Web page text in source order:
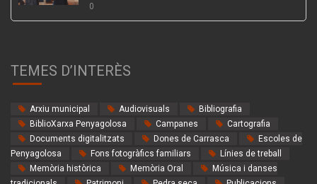
0
TEMES D’INTERÈS
Arxiu municipal Audiovisuals
Bibliografia
BiblioXarxa Penyagolosa
Campanes
Cartografia
Documents digitalitzats
Dones de Carrasca
Escoles de
Penyagolosa
Fons fotogràfics familiars
Línies de treball
Memòria històrica
Memòria Oral
Música i danses